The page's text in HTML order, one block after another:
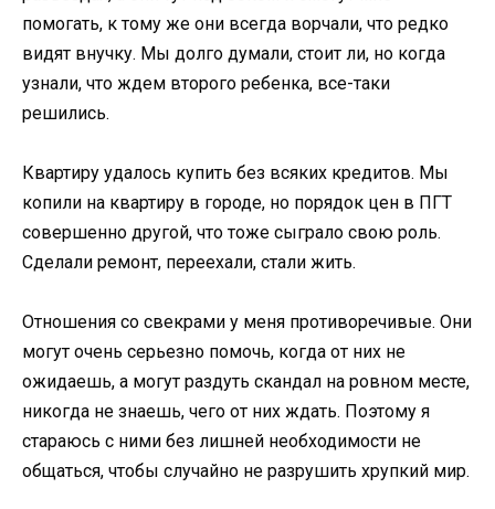
помогать, к тому же они всегда ворчали, что редко
видят внучку. Мы долго думали, стоит ли, но когда
узнали, что ждем второго ребенка, все-таки
решились.
Квартиру удалось купить без всяких кредитов. Мы
копили на квартиру в городе, но порядок цен в ПГТ
совершенно другой, что тоже сыграло свою роль.
Сделали ремонт, переехали, стали жить.
Отношения со свекрами у меня противоречивые. Они
могут очень серьезно помочь, когда от них не
ожидаешь, а могут раздуть скандал на ровном месте,
никогда не знаешь, чего от них ждать. Поэтому я
стараюсь с ними без лишней необходимости не
общаться, чтобы случайно не разрушить хрупкий мир.